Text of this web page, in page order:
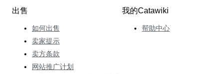
出售
如何出售
卖家提示
卖方条款
网站推广计划
我的Catawiki
帮助中心